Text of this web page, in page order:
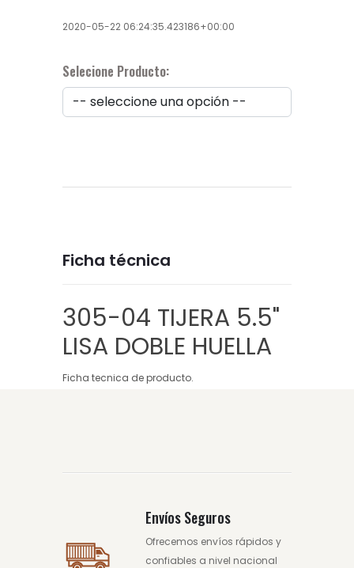
2020-05-22 06:24:35.423186+00:00
Selecione Producto:
Ficha técnica
305-04 TIJERA 5.5"
LISA DOBLE HUELLA
Ficha tecnica de producto.
Envíos Seguros
Ofrecemos envíos rápidos y
confiables a nivel nacional